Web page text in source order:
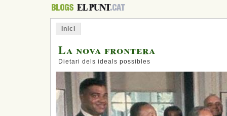
Inici
La nova frontera
Dietari dels ideals possibles